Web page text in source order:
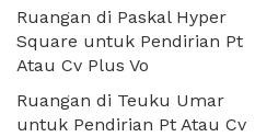
Ruangan di Paskal Hyper
Square untuk Pendirian Pt
Atau Cv Plus Vo
Ruangan di Teuku Umar
untuk Pendirian Pt Atau Cv